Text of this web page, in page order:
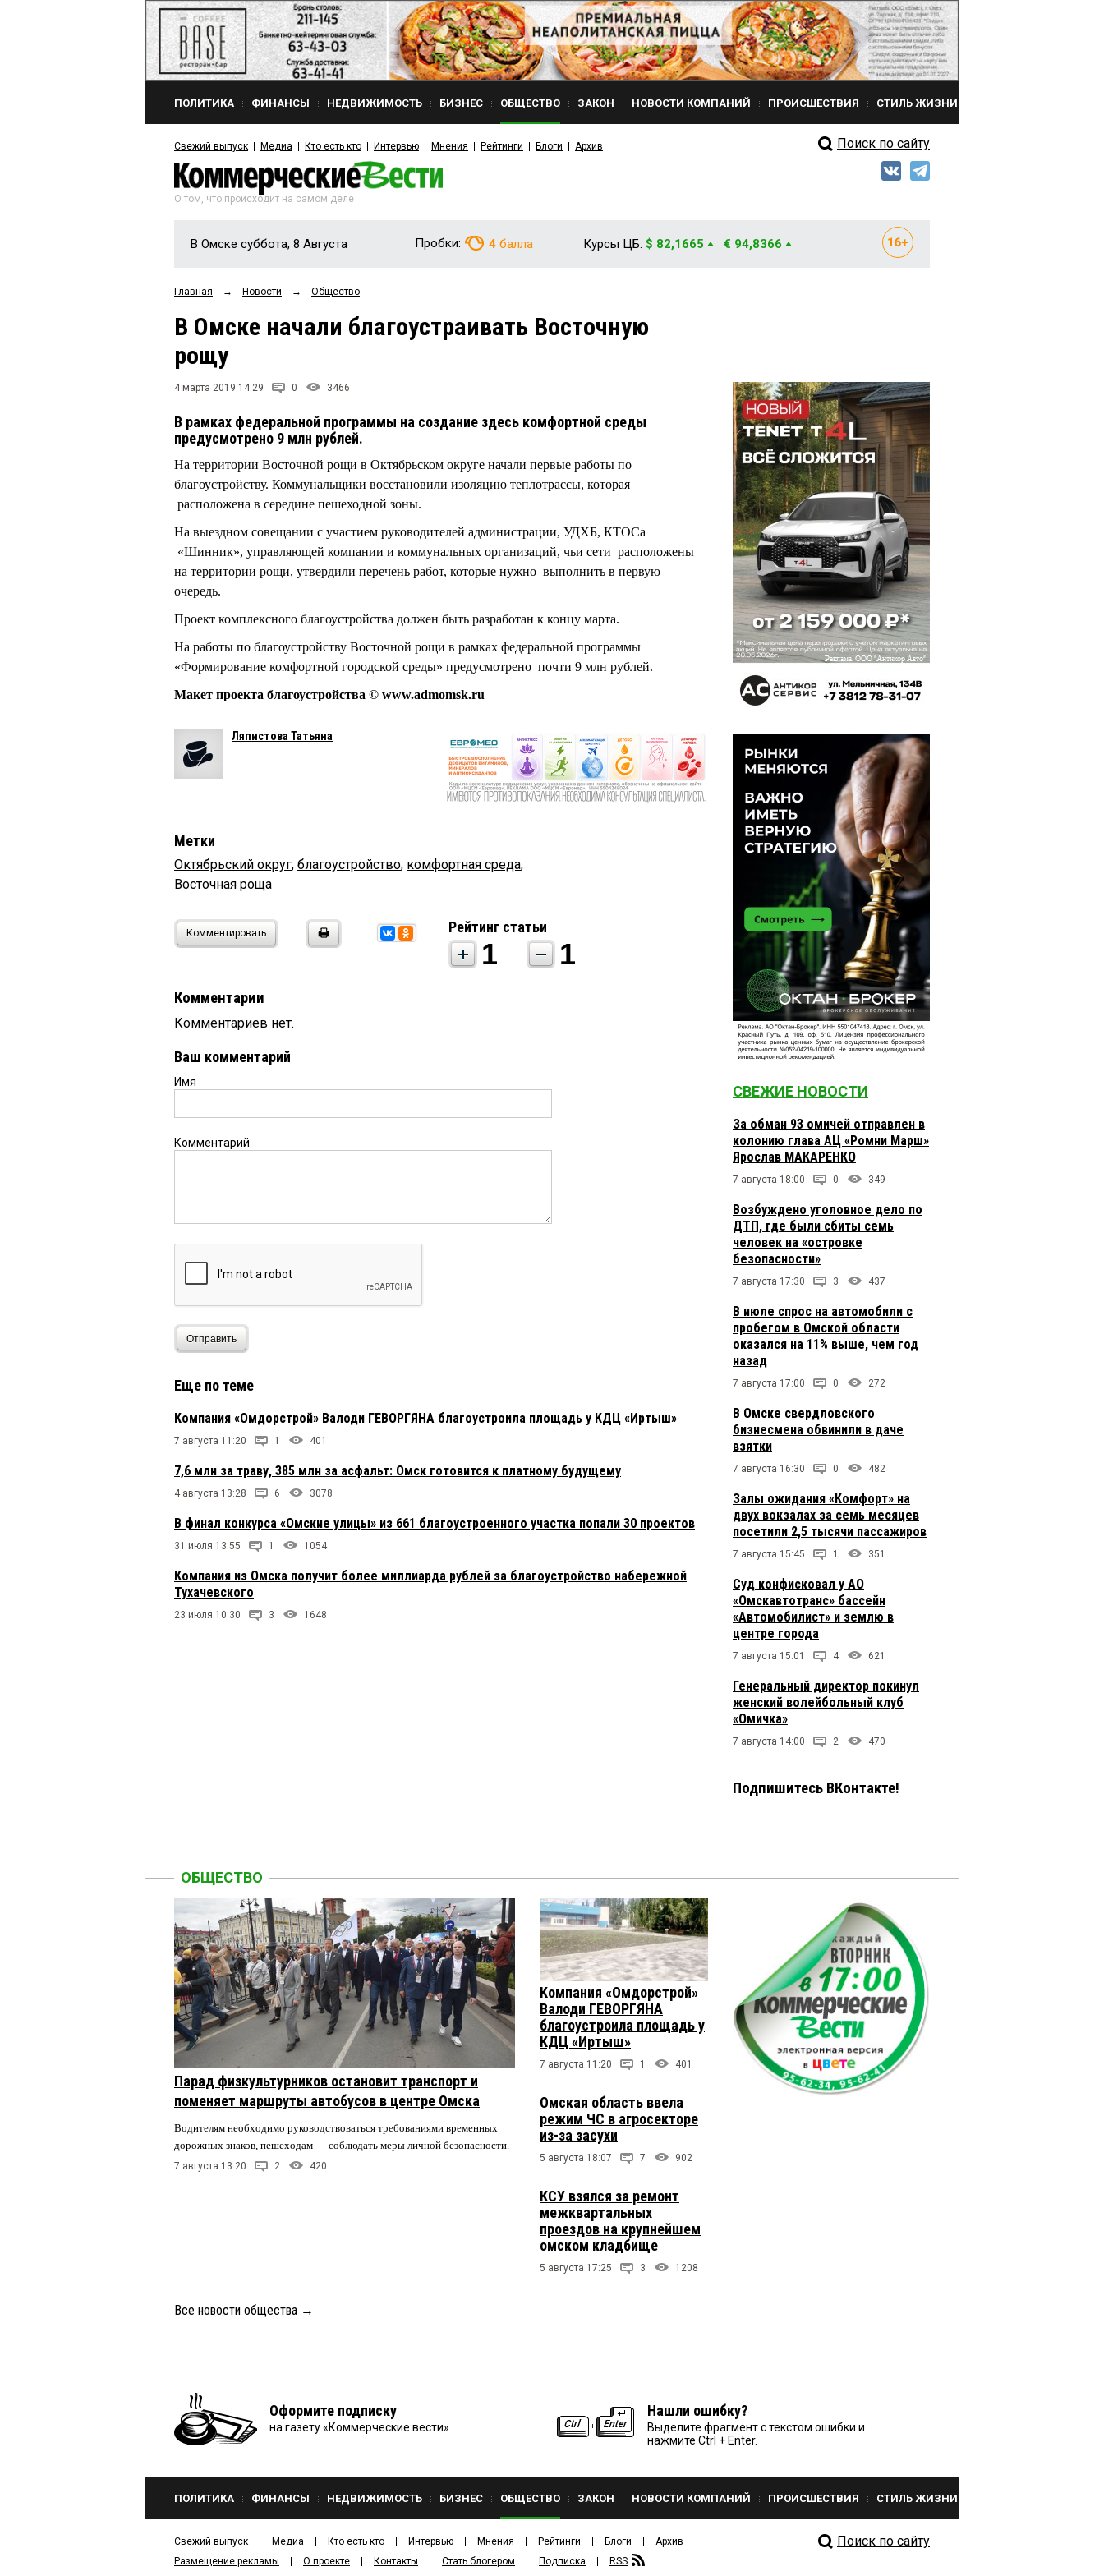
ПОЛИТИКА ФИНАНСЫ НЕДВИЖИМОСТЬ БИЗНЕС ОБЩЕСТВО ЗАКОН НОВОСТИ КОМПАНИЙ ПРОИСШЕСТВИЯ СТИЛЬ ЖИЗНИ
Свежий выпуск Медиа Кто есть кто Интервью Мнения Рейтинги Блоги Архив Поиск по сайту
О том, что происходит на самом деле
В Омске суббота, 8 Августа Пробки: 4 балла Курсы ЦБ: $ 82,1665 € 94,8366
Главная → Новости → Общество
В Омске начали благоустраивать Восточную
рощу
4 марта 2019 14:29 0 3466
В рамках федеральной программы на создание здесь комфортной среды
предусмотрено 9 млн рублей.
На территории Восточной рощи в Октябрьском округе начали первые работы по
благоустройству. Коммунальщики восстановили изоляцию теплотрассы, которая
расположена в середине пешеходной зоны.
На выездном совещании с участием руководителей администрации, УДХБ, КТОСа
«Шинник», управляющей компании и коммунальных организаций, чьи сети расположены
на территории рощи, утвердили перечень работ, которые нужно выполнить в первую
очередь.
Проект комплексного благоустройства должен быть разработан к концу марта.
На работы по благоустройству Восточной рощи в рамках федеральной программы
«Формирование комфортной городской среды» предусмотрено почти 9 млн рублей.
Макет проекта благоустройства © www.admomsk.ru
Ляпистова Татьяна
Метки
Октябрьский округ, благоустройство, комфортная среда,
Восточная роща
Комментировать Рейтинг статьи
1 1
Комментарии
Комментариев нет.
Ваш комментарий
Имя
Комментарий
Отправить
Еще по теме
Компания «Омдорстрой» Валоди ГЕВОРГЯНА благоустроила площадь у КДЦ «Иртыш»
7 августа 11:20 1 401
7,6 млн за траву, 385 млн за асфальт: Омск готовится к платному будущему
4 августа 13:28 6 3078
В финал конкурса «Омские улицы» из 661 благоустроенного участка попали 30 проектов
31 июля 13:55 1 1054
Компания из Омска получит более миллиарда рублей за благоустройство набережной
Тухачевского
23 июля 10:30 3 1648
СВЕЖИЕ НОВОСТИ
За обман 93 омичей отправлен в
колонию глава АЦ «Ромни Марш»
Ярослав МАКАРЕНКО
7 августа 18:00 0 349
Возбуждено уголовное дело по
ДТП, где были сбиты семь
человек на «островке
безопасности»
7 августа 17:30 3 437
В июле спрос на автомобили с
пробегом в Омской области
оказался на 11% выше, чем год
назад
7 августа 17:00 0 272
В Омске свердловского
бизнесмена обвинили в даче
взятки
7 августа 16:30 0 482
Залы ожидания «Комфорт» на
двух вокзалах за семь месяцев
посетили 2,5 тысячи пассажиров
7 августа 15:45 1 351
Суд конфисковал у АО
«Омскавтотранс» бассейн
«Автомобилист» и землю в
центре города
7 августа 15:01 4 621
Генеральный директор покинул
женский волейбольный клуб
«Омичка»
7 августа 14:00 2 470
Подпишитесь ВКонтакте!
ОБЩЕСТВО
Парад физкультурников остановит транспорт и
поменяет маршруты автобусов в центре Омска
Водителям необходимо руководствоваться требованиями временных
дорожных знаков, пешеходам — соблюдать меры личной безопасности.
7 августа 13:20 2 420
Компания «Омдорстрой»
Валоди ГЕВОРГЯНА
благоустроила площадь у
КДЦ «Иртыш»
7 августа 11:20 1 401
Омская область ввела
режим ЧС в агросекторе
из-за засухи
5 августа 18:07 7 902
КСУ взялся за ремонт
межквартальных
проездов на крупнейшем
омском кладбище
5 августа 17:25 3 1208
Все новости общества →
Оформите подписку
на газету «Коммерческие вести»
Нашли ошибку?
Выделите фрагмент с текстом ошибки и
нажмите Ctrl + Enter.
ПОЛИТИКА ФИНАНСЫ НЕДВИЖИМОСТЬ БИЗНЕС ОБЩЕСТВО ЗАКОН НОВОСТИ КОМПАНИЙ ПРОИСШЕСТВИЯ СТИЛЬ ЖИЗНИ
Свежий выпуск Медиа Кто есть кто Интервью Мнения Рейтинги Блоги
Архив
Размещение рекламы
О проекте Контакты Стать блогером Подписка RSS
Поиск по сайту